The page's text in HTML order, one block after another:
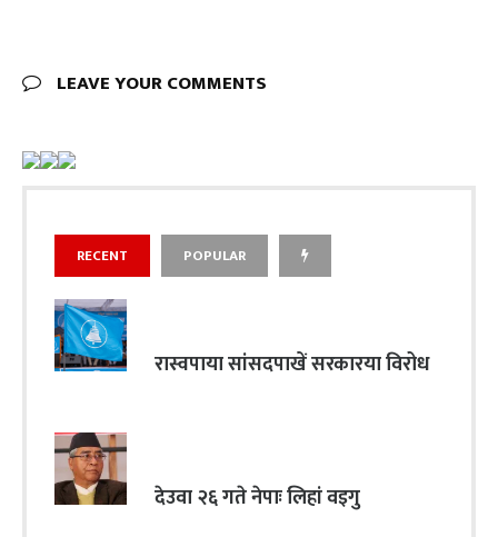
LEAVE YOUR COMMENTS
RECENT POPULAR
रास्वपाया सांसदपाखें सरकारया विरोध
देउवा २६ गते नेपाः लिहां वइगु